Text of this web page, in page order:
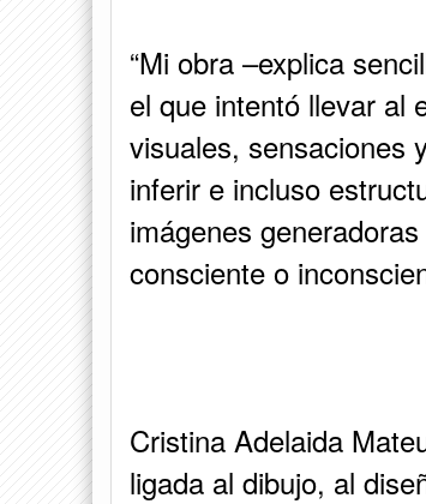
“Mi obra –explica
el que intentó llevar al
visuales, sensaciones
inferir e incluso
imágenes
consciente o
Cristina Adelaida
ligada al dibujo, al